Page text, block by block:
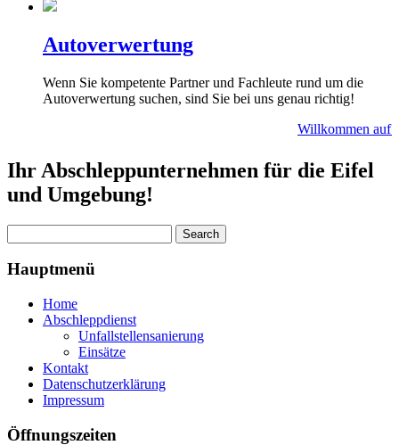
Autoverwertung
Wenn Sie kompetente Partner und Fachleute rund um die
Autoverwertung suchen, sind Sie bei uns genau richtig!
Willkommen auf
Ihr Abschleppunternehmen für die Eifel
und Umgebung!
Hauptmenü
Home
Abschleppdienst
Unfallstellensanierung
Einsätze
Kontakt
Datenschutzerklärung
Impressum
Öffnungszeiten